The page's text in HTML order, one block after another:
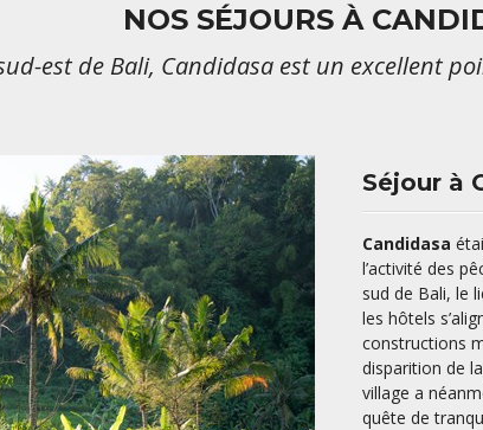
NOS SÉJOURS À
est de Bali, Candidasa est un excellent
Séjour à
Candidasa
l’activité des
sud de Bali, le
les hôtels
constructions
disparition de
village a
quête de